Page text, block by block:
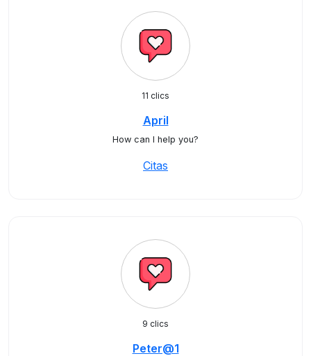
11 clics
April
How can I help you?
Citas
9 clics
Peter@1